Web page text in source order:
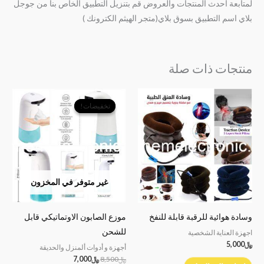
لمتابعة احدث المنتجات والعروض قم بتنزيل التطبيق الخاص بنا من جوجل
بلاي اسم التطبيق بسوق بلاي(متجر الهيثم الكترونك )
منتجات ذات صلة
وسادة هوائية للرقبة قابلة للنفخ
اجهزة العناية الشخصية
﷼5,000
تخفيضات!
غير متوفر في المخزون
تخفيضات!
موزع الصابون الاوتماتيكي قابل
للشحن
أجهزة و أدوات ألمنزل والحديقة
﷼8,500
السعر
الأصلي
هو:
﷼7,000
الحالي
هو:
﷼7,000.